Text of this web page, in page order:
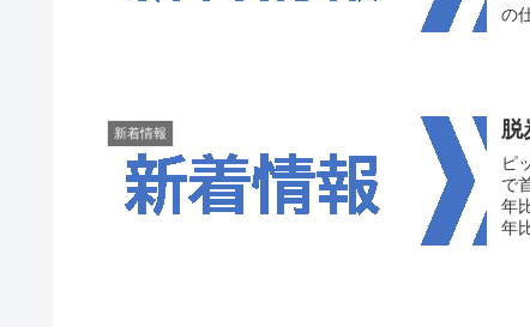
の
新着情報 脱
ピックアップ 【
で首脳級会
年
年